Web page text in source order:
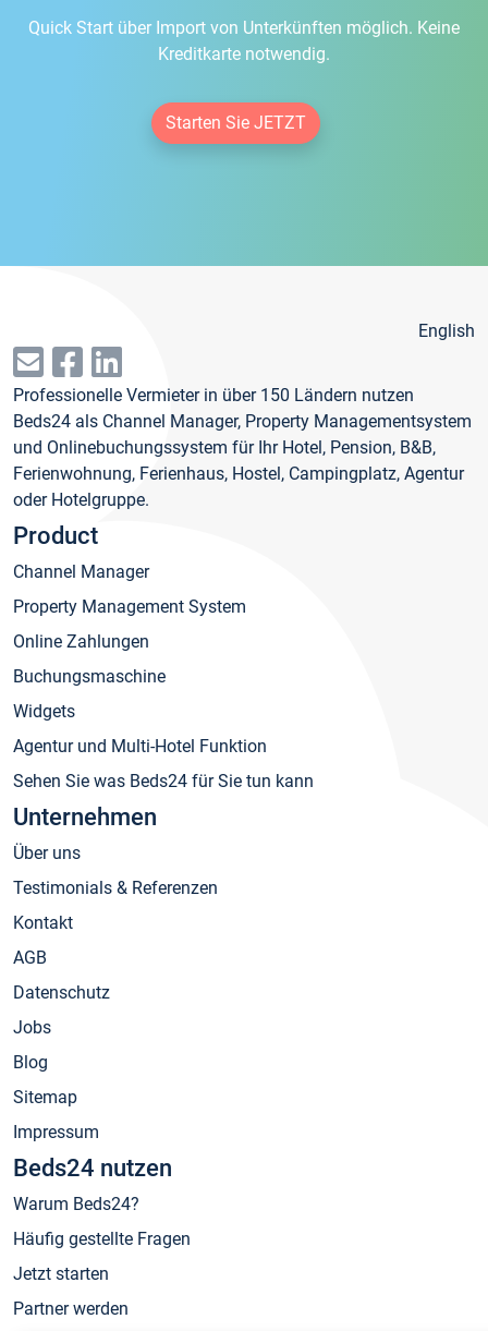
Quick Start über Import von Unterkünften möglich. Keine
Kreditkarte notwendig.
Starten Sie JETZT
English
Professionelle Vermieter in über 150 Ländern nutzen
Beds24 als Channel Manager, Property Managementsystem
und Onlinebuchungssystem für Ihr Hotel, Pension, B&B,
Ferienwohnung, Ferienhaus, Hostel, Campingplatz, Agentur
oder Hotelgruppe.
Product
Channel Manager
Property Management System
Online Zahlungen
Buchungsmaschine
Widgets
Agentur und Multi-Hotel Funktion
Sehen Sie was Beds24 für Sie tun kann
Unternehmen
Über uns
Testimonials & Referenzen
Kontakt
AGB
Datenschutz
Jobs
Blog
Sitemap
Impressum
Beds24 nutzen
Warum Beds24?
Häufig gestellte Fragen
Jetzt starten
Partner werden